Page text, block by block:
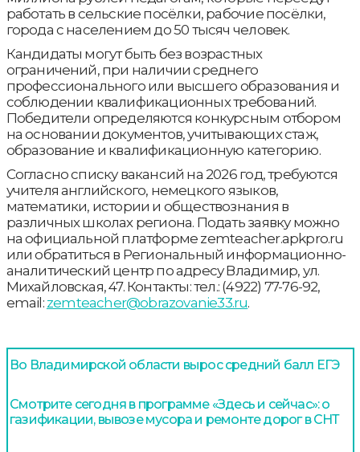
работать в сельские посёлки, рабочие посёлки,
города с населением до 50 тысяч человек.
Кандидаты могут быть без возрастных
ограничений, при наличии среднего
профессионального или высшего образования и
соблюдении квалификационных требований.
Победители определяются конкурсным отбором
на основании документов, учитывающих стаж,
образование и квалификационную категорию.
Согласно списку вакансий на 2026 год, требуются
учителя английского, немецкого языков,
математики, истории и обществознания в
различных школах региона. Подать заявку можно
на официальной платформе zemteacher.apkpro.ru
или обратиться в Региональный информационно-
аналитический центр по адресу Владимир, ул.
Михайловская, 47. Контакты: тел.: (4922) 77-76-92,
email: zemteacher@obrazovanie33.ru.
Во Владимирской области вырос средний балл ЕГЭ
Смотрите сегодня в программе «Здесь и сейчас»: о
газификации, вывозе мусора и ремонте дорог в СНТ